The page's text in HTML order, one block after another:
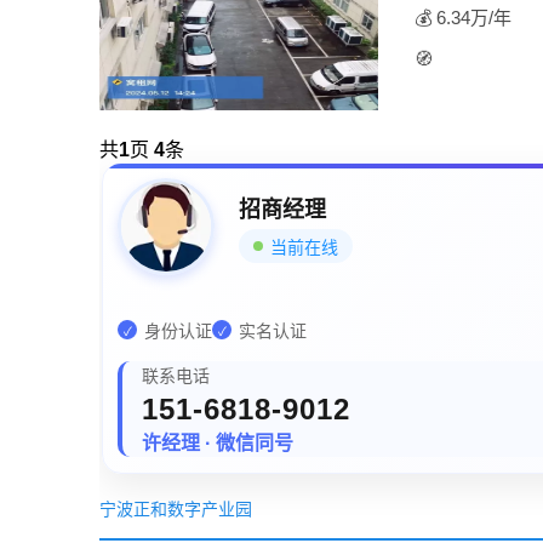
💰 6.34万/年
🧭
共1页 4条
招商经理
当前在线
✓ 身份认证 ✓ 实名认证
联系电话
151-6818-9012
许经理 · 微信同号
宁波正和数字产业园